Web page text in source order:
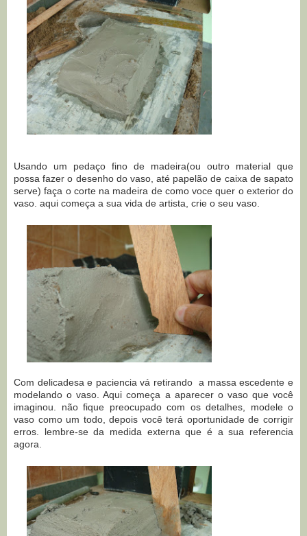
Usando um pedaço fino de madeira(ou outro material que
possa fazer o desenho do vaso, até papelão de caixa de sapato
serve) faça o corte na madeira de como voce quer o exterior do
vaso. aqui começa a sua vida de artista, crie o seu vaso.
Com delicadesa e paciencia vá retirando a massa escedente e
modelando o vaso. Aqui começa a aparecer o vaso que você
imaginou. não fique preocupado com os detalhes, modele o
vaso como um todo, depois você terá oportunidade de corrigir
erros. lembre-se da medida externa que é a sua referencia
agora.